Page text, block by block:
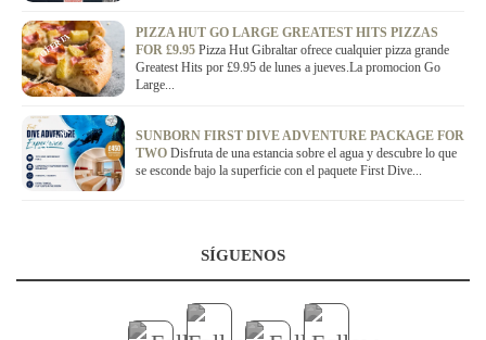
PIZZA HUT GO LARGE GREATEST HITS PIZZAS
FOR £9.95 Pizza Hut Gibraltar ofrece cualquier pizza grande
Greatest Hits por £9.95 de lunes a jueves.La promocion Go
Large...
OFERTA
SUNBORN FIRST DIVE ADVENTURE PACKAGE FOR
TWO Disfruta de una estancia sobre el agua y descubre lo que
se esconde bajo la superficie con el paquete First Dive...
OFERTA
SÍGUENOS